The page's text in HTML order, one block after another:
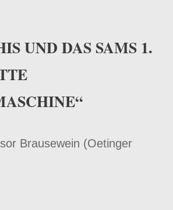
UND DAS SAMS 1.
Brausewein (Oetinger